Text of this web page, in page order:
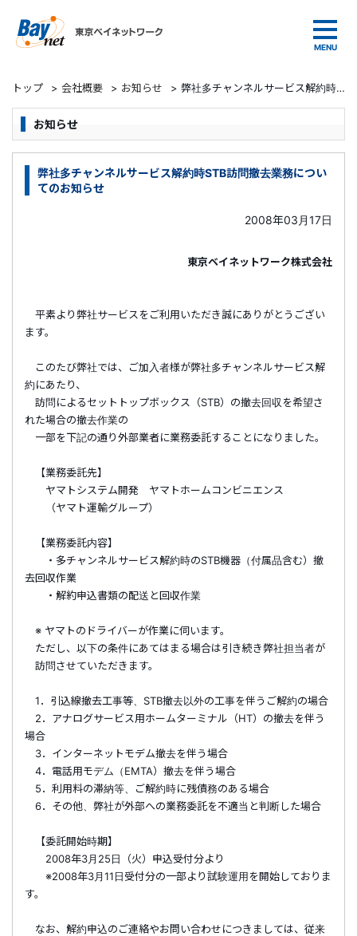
トップ > 会社概要 > お知らせ > 弊社多チャンネルサービス解約時STB訪問撤去業務についてのお知らせ
お知らせ
弊社多チャンネルサービス解約時STB訪問撤去業務につい
てのお知らせ
2008年03月17日
東京ベイネットワーク株式会社
平素より弊社サービスをご利用いただき誠にありがとうござい
ます。
このたび弊社では、ご加入者様が弊社多チャンネルサービス解
約にあたり、
訪問によるセットトップボックス（STB）の撤去回収を希望さ
れた場合の撤去作業の
一部を下記の通り外部業者に業務委託することになりました。
【業務委託先】
ヤマトシステム開発 ヤマトホームコンビニエンス
（ヤマト運輸グループ）
【業務委託内容】
・多チャンネルサービス解約時のSTB機器（付属品含む）撤
去回収作業
・解約申込書類の配送と回収作業
※ ヤマトのドライバーが作業に伺います。
ただし、以下の条件にあてはまる場合は引き続き弊社担当者が
訪問させていただきます。
1．引込線撤去工事等、STB撤去以外の工事を伴うご解約の場合
2．アナログサービス用ホームターミナル（HT）の撤去を伴う
場合
3．インターネットモデム撤去を伴う場合
4．電話用モデム（EMTA）撤去を伴う場合
5．利用料の滞納等、ご解約時に残債務のある場合
6．その他、弊社が外部への業務委託を不適当と判断した場合
【委託開始時期】
2008年3月25日（火）申込受付分より
※2008年3月11日受付分の一部より試験運用を開始しておりま
す。
なお、解約申込のご連絡やお問い合わせにつきましては、従来